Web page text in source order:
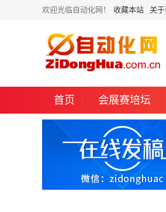
欢迎光临自动化网！ 收藏本站 关
首页 会展赛培坛